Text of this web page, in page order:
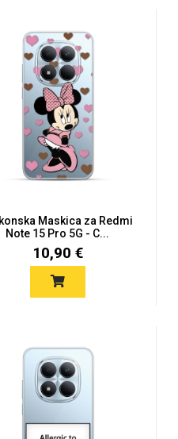
Maskica za Redmi
Note 15 Pro 5G - C...
10,90 €